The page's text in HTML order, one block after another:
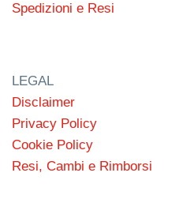
Spedizioni e Resi
LEGAL
Disclaimer
Privacy Policy
Cookie Policy
Resi, Cambi e Rimborsi